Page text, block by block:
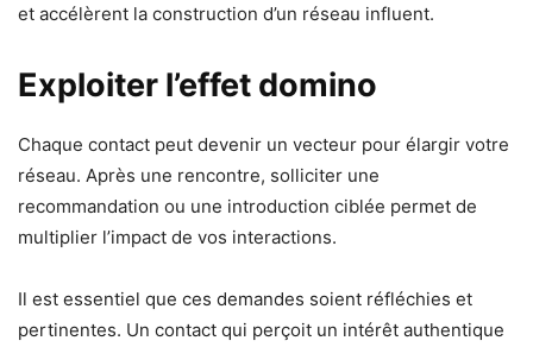
et accélèrent la construction d’un réseau influent.
Exploiter l’effet domino
Chaque contact peut devenir un vecteur pour élargir votre
réseau. Après une rencontre, solliciter une
recommandation ou une introduction ciblée permet de
multiplier l’impact de vos interactions.
Il est essentiel que ces demandes soient réfléchies et
pertinentes. Un contact qui perçoit un intérêt authentique